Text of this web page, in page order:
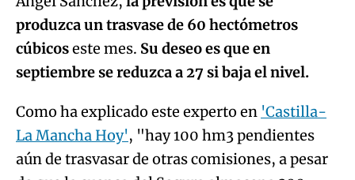
produzca un trasvase de 60 hectómetros
cúbicoseste mes. Su deseo es que en
septiembre se reduzca a 27 si baja el nivel.
Como ha explicado este experto en 'Castilla-
La Mancha Hoy', "hay 100 hm3 pendientes
aún de trasvasar de otras comisiones, a pesar